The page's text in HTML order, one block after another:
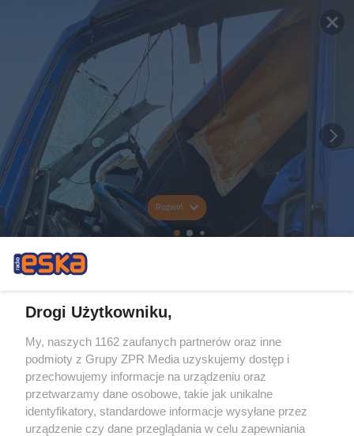
Rozwiń
Drogi Użytkowniku,
My, naszych 1162 zaufanych partnerów oraz inne
podmioty z Grupy ZPR Media uzyskujemy dostęp i
przechowujemy informacje na urządzeniu oraz
przetwarzamy dane osobowe, takie jak unikalne
identyfikatory, standardowe informacje wysyłane przez
urządzenie czy dane przeglądania w celu zapewniania